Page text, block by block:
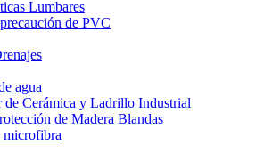
Lumbares
de PVC
agua
de Cerámica y Ladrillo Industrial
de Madera Blandas
microfibra